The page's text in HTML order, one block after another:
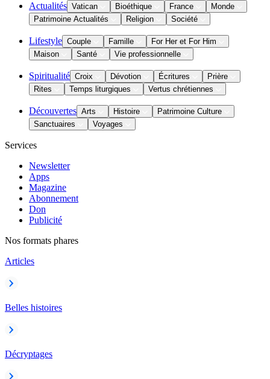
Actualités Vatican Bioéthique France
Monde
Patrimoine Actualités
Religion Société
Lifestyle Couple Famille
For Her et For Him
Maison
Santé Vie professionnelle
Spiritualité Croix Dévotion Écritures
Prière
Rites
Temps liturgiques Vertus chrétiennes
Découvertes Arts Histoire
Patrimoine Culture
Sanctuaires
Voyages
Services
Newsletter
Apps
Magazine
Abonnement
Don
Publicité
Nos formats phares
Articles
Belles histoires
Décryptages